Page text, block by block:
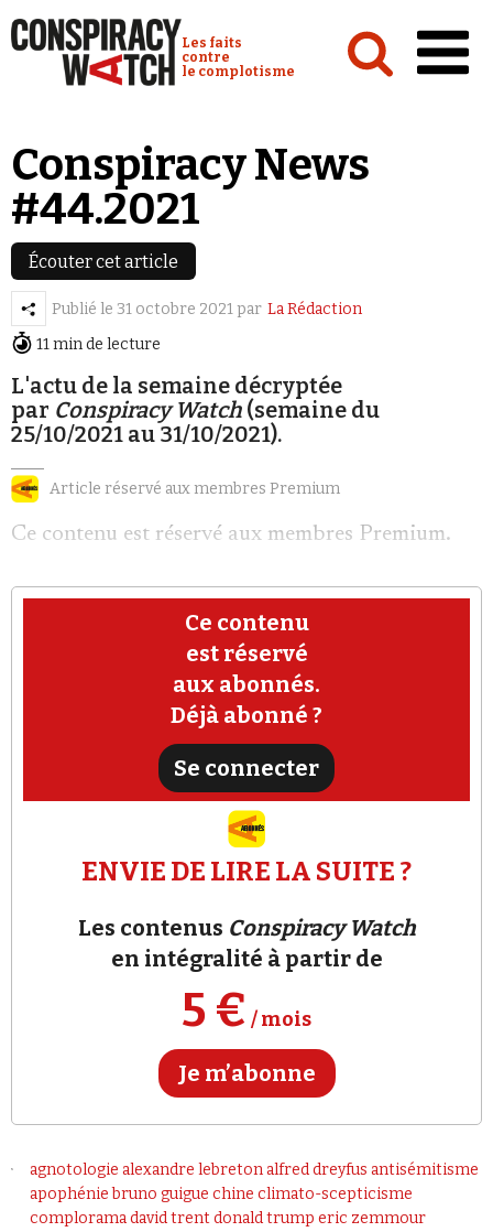
Conspiracy Watch :
Les faits
contre
le complotisme
Analyses
Conspipédia
Vidéos
Émissions
Revues de presse
Newsletter
Faire un don
Demander à Vera
Se connecter
Conspiracy News
#44.2021
Écouter cet article
Publié le 31 octobre 2021 par La Rédaction
11 min de lecture
L'actu de la semaine décryptée
par Conspiracy Watch (semaine du
25/10/2021 au 31/10/2021).
Article réservé aux membres Premium
Ce contenu est réservé aux membres Premium.
Ce contenu
est réservé
aux abonnés.
Déjà abonné ?
Se connecter
ENVIE DE LIRE LA SUITE ?
Les contenus Conspiracy Watch
en intégralité à partir de
5 € / mois
Je m’abonne
agnotologie alexandre lebreton alfred dreyfus antisémitisme
apophénie bruno guigue chine climato-scepticisme
comploramadavid trentdonald trump eric zemmour